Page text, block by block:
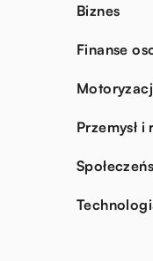
Biznes
Finanse
Przemysł